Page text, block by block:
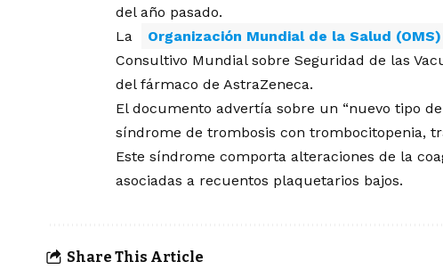
del año pasado.
La
Organización Mundial de la Salud (OMS)
Consultivo Mundial sobre Seguridad de las
del fármaco de AstraZeneca.
El documento advertía sobre un “nuevo tipo
síndrome de trombosis con trombocitopenia,
Este síndrome comporta alteraciones de la
asociadas a recuentos plaquetarios bajos.
Share This Article